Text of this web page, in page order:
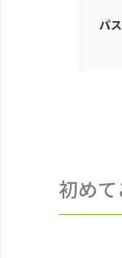
パ
初め